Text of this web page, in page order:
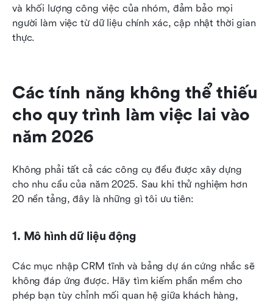
và khối lượng công việc của nhóm, đảm bảo mọi
người làm việc từ dữ liệu chính xác, cập nhật thời gian
thực.
Các tính năng không thể thiếu
cho quy trình làm việc lai vào
năm 2026
Không phải tất cả các công cụ đều được xây dựng
cho nhu cầu của năm 2025. Sau khi thử nghiệm hơn
20 nền tảng, đây là những gì tôi ưu tiên:
1. Mô hình dữ liệu động
Các mục nhập CRM tĩnh và bảng dự án cứng nhắc sẽ
không đáp ứng được. Hãy tìm kiếm phần mềm cho
phép bạn tùy chỉnh mối quan hệ giữa khách hàng,